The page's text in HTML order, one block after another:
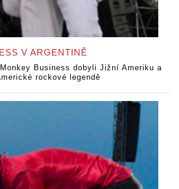
V ARGENTINĚ
Business dobyli Jižní Ameriku a
rockové legendě